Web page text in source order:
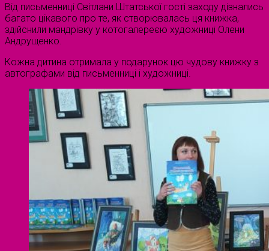
Від письменниці Світлани Штатської гості заходу дізнались
багато цікавого про те, як створювалась ця книжка,
здійснили мандрівку у котогалереєю художниці Олени
Андрущенко.
Кожна дитина отримала у подарунок цю чудову книжку з
автографами від письменниці і художниці.